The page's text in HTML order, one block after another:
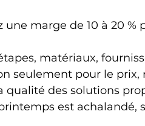
une marge de 10 à 20 %
matériaux,
seulement pour le prix,
des solutions
est achalandé,